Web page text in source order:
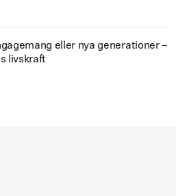
eller nya generationer –
livskraft